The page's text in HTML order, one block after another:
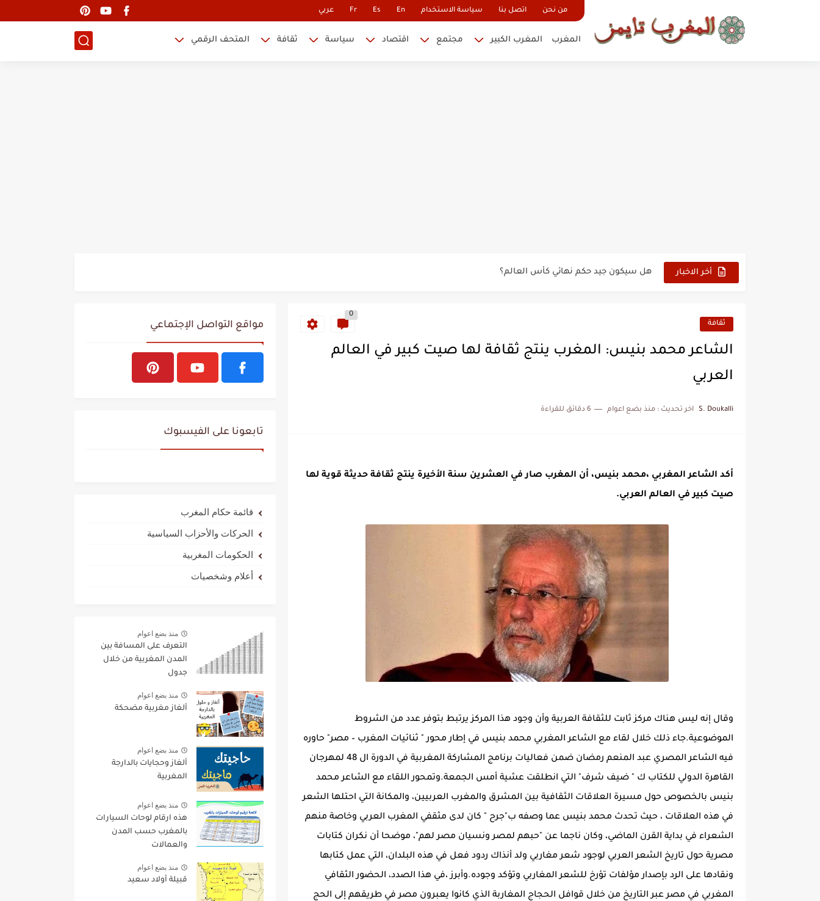
من نحن اتصل بنا سياسة الاستخدام En
Es
Fr عربي
المغرب المغرب الكبير مجتمع اقتصاد سياسة ثقافة المتحف الرقمي
أخر الاخبار هل سيكون جيد حكم نهائي كأس العالم؟
الحرب الهولندية المغربية (1775-1777)
ثقافة
0
الشاعر محمد بنيس: المغرب ينتج ثقافة لها صيت كبير في العالم
العربي
S. Doukalli اخر تحديث : منذ بضع اعوام 6 دقائق للقراءة
أكد الشاعر المغربي ،محمد بنيس، أن المغرب صار في العشرين سنة الأخيرة ينتج ثقافة حديثة قوية لها
صيت كبير في العالم العربي.
وقال إنه ليس هناك مركز ثابت للثقافة العربية وأن وجود هذا المركز يرتبط بتوفر عدد من الشروط
الموضوعية.جاء ذلك خلال لقاء مع الشاعر المغربي محمد بنيس في إطار محور " ثنائيات المغرب – مصر" حاوره
فيه الشاعر المصري عبد المنعم رمضان ضمن فعاليات برنامج المشاركة المغربية في الدورة ال 48 لمهرجان
القاهرة الدولي للكتاب ك " ضيف شرف" التي انطلقت عشية أمس الجمعة.وتمحور اللقاء مع الشاعر محمد
بنيس بالخصوص حول مسيرة العلاقات الثقافية بين المشرق والمغرب العربيين، والمكانة التي احتلها الشعر
في هذه العلاقات ، حيث تحدث محمد بنيس عما وصفه ب"جرح " كان لدى مثقفي المغرب العربي وخاصة منهم
الشعراء في بداية القرن الماضي، وكان ناجما عن "حبهم لمصر ونسيان مصر لهم"، موضحا أن نكران كتابات
مصرية حول تاريخ الشعر العربي لوجود شعر مغاربي ولد أنذاك ردود فعل في هذه البلدان، التي عمل كتابها
ونقادها على الرد بإصدار مؤلفات تؤرخ للشعر المغاربي وتؤكد وجوده.وأبرز ،في هذا الصدد، الحضور الثقافي
المغربي في مصر عبر التاريخ من خلال قوافل الحجاج المغاربة الذي كانوا يعبرون مصر في طريقهم إلى الحج
مواقع التواصل الإجتماعي
تابعونا على الفيسبوك
قائمة حكام المغرب
الحركات والأحزاب السياسية
الحكومات المغربية
أعلام وشخصيات
منذ بضع اعوام
التعرف على المسافة بين
المدن المغربية من خلال
جدول
منذ بضع اعوام
ألغاز مغربية مضحكة
منذ بضع اعوام
ألغاز وحجايات بالدارجة
المغربية
منذ بضع اعوام
هذه ارقام لوحات السيارات
بالمغرب حسب المدن
والعمالات
منذ بضع اعوام
قبيلة أولاد سعيد